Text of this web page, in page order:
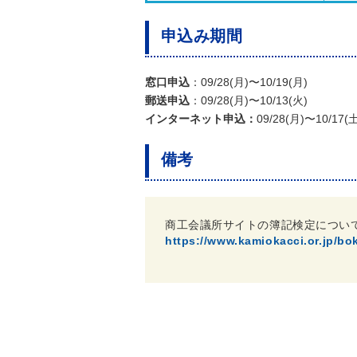
申込み期間
窓口申込 ：09/28(月)〜10/19(月)
郵送申込 ：09/28(月)〜10/13(火)
インターネット申込： 09/28(月)〜10/17(
備考
商工会議所サイトの簿記検定につい
https://www.kamiokacci.or.jp/